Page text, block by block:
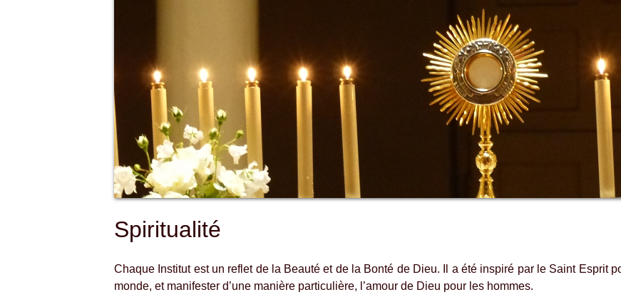
Spiritualité
Chaque Institut est un reflet de la Beauté et de la Bonté de Dieu. Il a été inspiré par le Saint Esprit
monde, et manifester d’une manière particulière, l’amour de Dieu pour les hommes.